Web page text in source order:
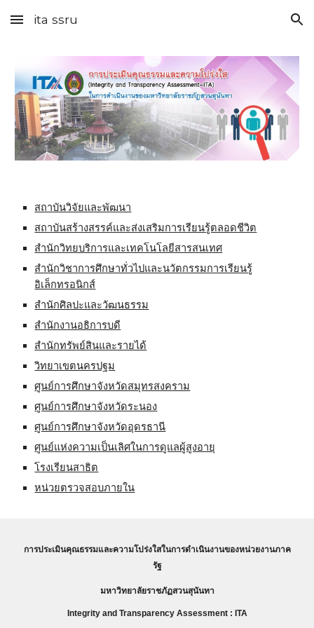
Skip to main content Skip to navigation
ita ssru
สถาบันวิจัยและพัฒนา
สถาบันสร้างสรรค์และส่งเสริมการเรียนรู้ตลอดชีวิต
สำนักวิทยบริการและเทคโนโลยีสารสนเทศ
สำนักวิชาการศึกษาทั่วไปและนวัตกรรมการเรียนรู้
อิเล็กทรอนิกส์
สำนักศิลปะและวัฒนธรรม
สำนักงานอธิการบดี
สำนักทรัพย์สินและรายได้
วิทยาเขตนครปฐม
ศูนย์การศึกษาจังหวัดสมุทรสงคราม
ศูนย์การศึกษาจังหวัดระนอง
ศูนย์การศึกษาจังหวัดอุดรธานี
ศูนย์แห่งความเป็นเลิศในการดูแลผู้สูงอายุ
โรงเรียนสาธิต
หน่วยตรวจสอบภายใน
การประเมินคุณธรรมและความโปร่งใสในการดำเนินงานของหน่วยงานภาค
รัฐ
มหาวิทยาลัยราชภัฏสวนสุนันทา
Integrity and Transparency Assessment : ITA